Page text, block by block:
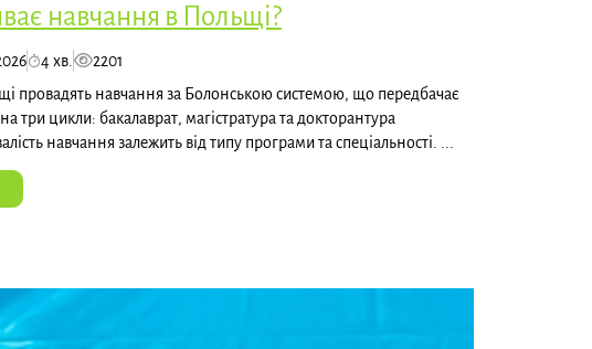
навчання в Польщі?
4 хв.
2201
провадять навчання за Болонською системою, що передбачає
три цикли: бакалаврат, магістратура та докторантура
навчання залежить від типу програми та спеціальності. ...